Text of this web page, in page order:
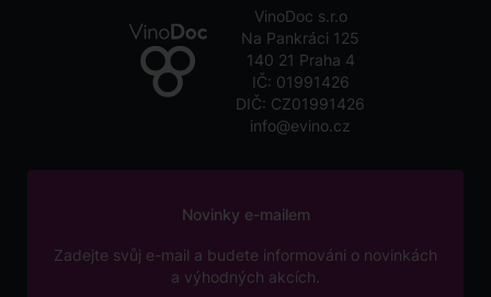
VinoDoc s.r.o
Na Pankráci 125
140 21 Praha 4
IČ: 01991426
DIČ: CZ01991426
info@evino.cz
Novinky e-mailem
Zadejte svůj e-mail a budete informováni o novinkách
a výhodných akcích.